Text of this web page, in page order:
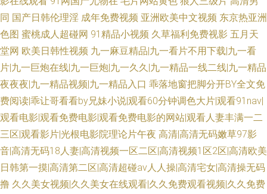
同 国产日韩伦理淫 成年免费视频 亚洲欧美中文视频 东京热亚洲
色图 蜜桃成人超碰网 91精品小视频 久草福利免费视影 五月天
堂网 欧美日韩性视频 九一麻豆精品|九一看片不用下载|九一看
片|九一巨炮在线|九一巨炮|九一久久|九一精品一线二线|九一精品
夜夜夜|九一精品视频|九一精品入口 乖落地窗把脚分开BY全文免
费阅读|乖让哥看看by兄妹小说|观看60分钟调色大片|观看91nav|
观看电影|观看免费电影|观看免费电影的网站|观看人妻丰满一二
三区|观看影片|光根电影院理论片午夜 高清|高清无码嫩草97影
音|高清无码18人妻|高清视频一区二区|高清视频1区2区|高清欧美
日韩第一摸|高清第二区|高清超碰av人人操|高清宅女|高清操无码
撸 久久美女视频|久久美女在线观看|久久免费观看视频|久久免费